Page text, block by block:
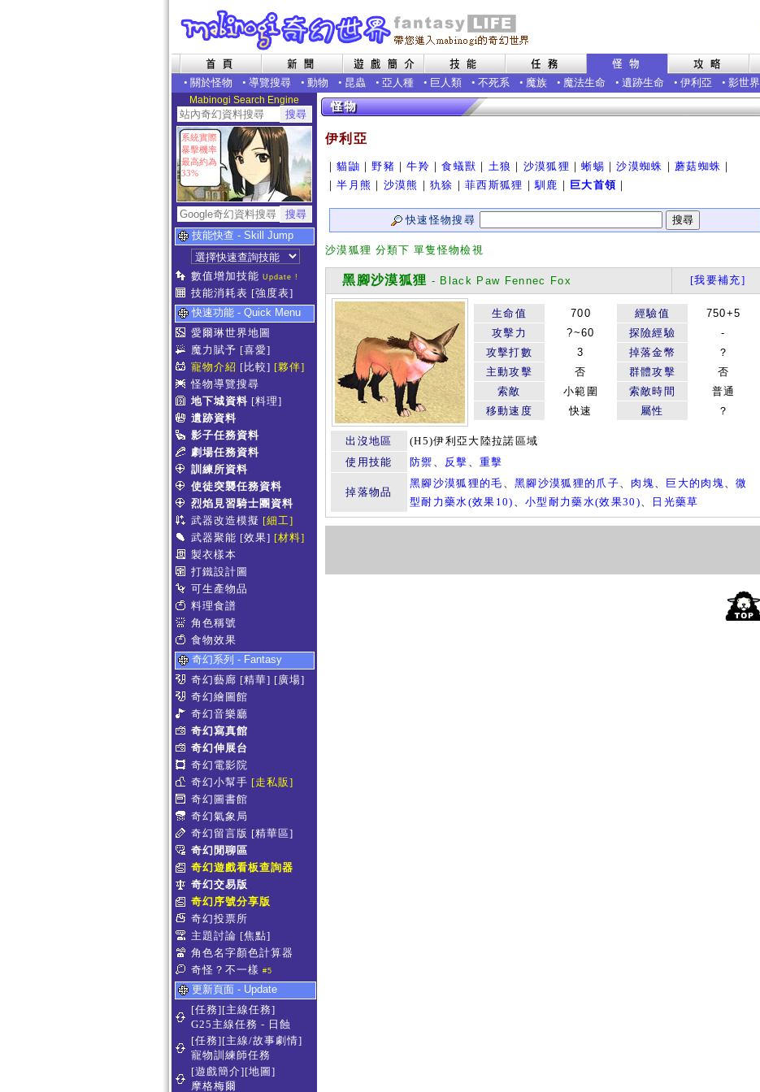
• 關於怪物 • 導覽搜尋 • 動物 • 昆蟲 • 亞人種 • 巨人類 • 不死系 • 魔族 • 魔法生命 • 遺跡生命 • 伊利亞 • 影世界
Mabinogi Search Engine
系統實際
暴擊機率
最高約為
33%
技能快查 - Skill Jump
數值增加技能 Update !
技能消耗表 [強度表]
快速功能 - Quick Menu
愛爾琳世界地圖
魔力賦予 [喜愛]
寵物介紹 [比較] [夥伴]
怪物導覽搜尋
地下城資料 [料理]
遺跡資料
影子任務資料
劇場任務資料
訓練所資料
使徒突襲任務資料
烈焰見習騎士團資料
武器改造模擬 [細工]
武器聚能 [效果] [材料]
製衣樣本
打鐵設計圖
可生產物品
料理食譜
角色稱號
食物效果
奇幻系列 - Fantasy
奇幻藝廊 [精華] [廣場]
奇幻繪圖館
奇幻音樂廳
奇幻寫真館
奇幻伸展台
奇幻電影院
奇幻小幫手 [走私販]
奇幻圖書館
奇幻氣象局
奇幻留言版 [精華區]
奇幻閒聊區
奇幻遊戲看板查詢器
奇幻交易版
奇幻序號分享版
奇幻投票所
主題討論 [焦點]
角色名字顏色計算器
奇怪？不一樣 #5
更新頁面 - Update
[任務][主線任務]
G25主線任務 - 日蝕
[任務][主線/故事劇情]
寵物訓練師任務
[遊戲簡介][地圖]
摩格梅爾
伊利亞
｜貓鼬 ｜野豬 ｜牛羚 ｜食蟻獸 ｜ 土狼 ｜ 沙漠狐狸 ｜蜥蜴 ｜沙漠蜘蛛 ｜蘑菇蜘蛛 ｜
｜半月熊 ｜ 沙漠熊 ｜犰狳 ｜菲西斯狐狸 ｜馴鹿 ｜ 巨大首領 ｜
快速怪物搜尋
沙漠狐狸 分類下 單隻怪物檢視
黑腳沙漠狐狸 - Black Paw Fennec Fox [我要補充]
生命值 700 經驗值
750+5
攻擊力
?~60 探險經驗
-
攻擊打數
3 掉落金幣
？
主動攻擊
否 群體攻擊
否
索敵
小範圍 索敵時間
普通
移動速度
快速 屬性 ？
出沒地區
(H5)伊利亞大陸拉諾區域
使用技能
防禦 、 反擊 、重擊
掉落物品
黑腳沙漠狐狸的毛 、黑腳沙漠狐狸的爪子、 肉塊、 巨大的肉塊、微
型耐力藥水(效果10) 、小型耐力藥水(效果30)、 日光藥草